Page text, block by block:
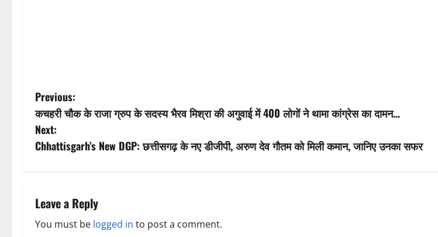
P
o
s
n
a
Previous:
कचहरी चौक के राजा ग्रुप के सदस्य भैरव मिश्रा की अगुवाई में 400 लोगों ने थामा कांग्रेस का दामन…
Next:
Chhattisgarh’s New DGP: छत्तीसगढ़ के नए डीजीपी, अरुण देव गौतम को मिली कमान, जानिए उनका सफर
Leave a Reply
You must be logged in to post a comment.